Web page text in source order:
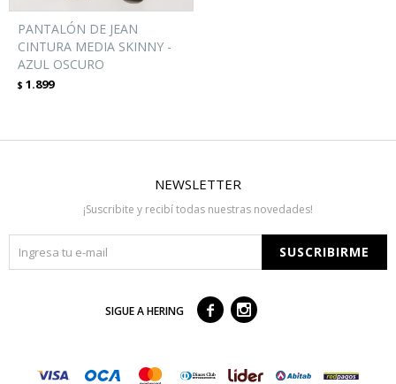
PANTALÓN DE JEAN
CINTURA MEDIA SKINNY -
AZUL OSCURO
$ 1.899
NEWSLETTER
¡Suscribite y recibí todas nuestras novedades!
SUSCRIBIRME
SIGUE A HERING  